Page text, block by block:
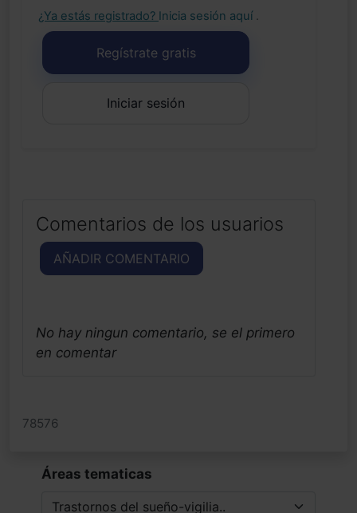
¿Ya estás registrado? Inicia sesión aquí .
Regístrate gratis
Iniciar sesión
Comentarios de los usuarios
AÑADIR COMENTARIO
No hay ningun comentario, se el primero
en comentar
78576
Áreas tematicas